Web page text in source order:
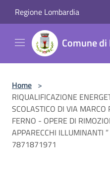
Regione Lombardia
Comune
Home >
RIQUALIFICAZIONE
SCOLASTICO DI VIA
FERNO - OPERE DI
APPARECCHI ILLUMINANTI
7871871971